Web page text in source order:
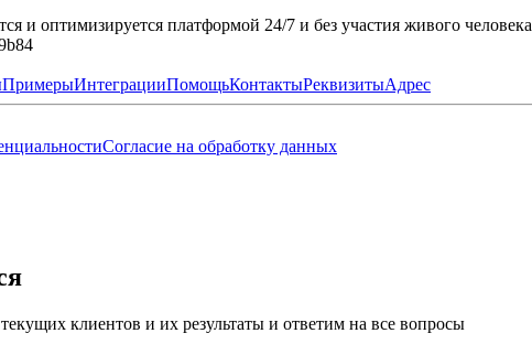
и оптимизируется платформой 24/7 и без участия живого человека
ПримерыИнтеграцииПомощьКонтактыРеквизитыАдрес
Согласие на обработку данных
клиентов и их результаты и ответим на все вопросы